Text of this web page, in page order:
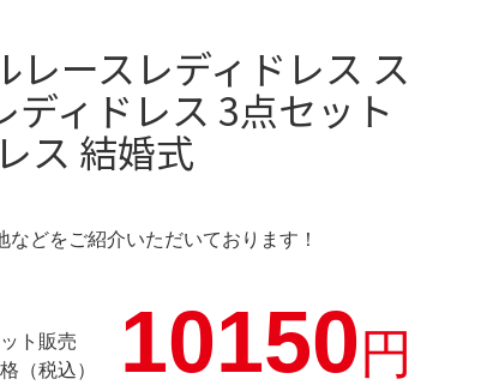
ースレディドレス ス
ディドレス 3点セット
ス 結婚式
どをご紹介いただいております！
ト販売
（税込）
10150円